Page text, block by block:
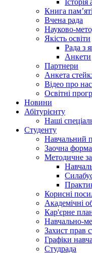
Книга памʼяті
Вчена рада
Науково-
Якість освіти
Рада з
Анкети
Партнери
Анкета
Відео про нас
Освітні
Hовини
Абітурієнту
Наші
Студенту
Навчальний
Заочна
Методичне
Корисні
Академічні
Кар'єрне
Навчально-
Захист прав
Графіки
Студрада